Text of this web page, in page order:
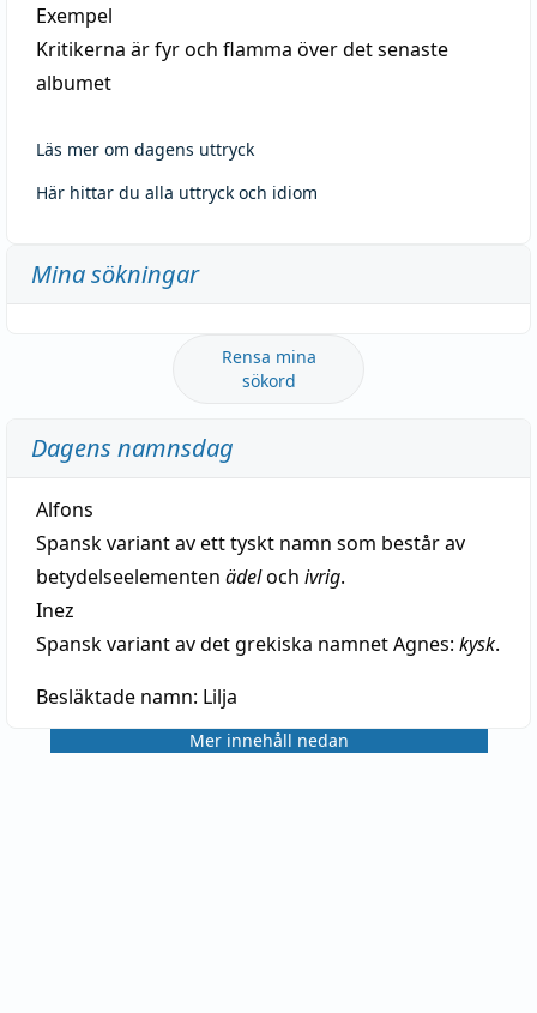
Exempel
Kritikerna är fyr och flamma över det senaste
albumet
Läs mer om dagens uttryck
Här hittar du alla uttryck och idiom
Mina sökningar
Rensa mina
sökord
Dagens namnsdag
Alfons
Spansk variant av ett tyskt namn som består av
betydelseelementen ädeloch ivrig.
Inez
Spansk variant av det grekiska namnet Agnes: kysk.
Besläktade namn: Lilja
Mer innehåll nedan